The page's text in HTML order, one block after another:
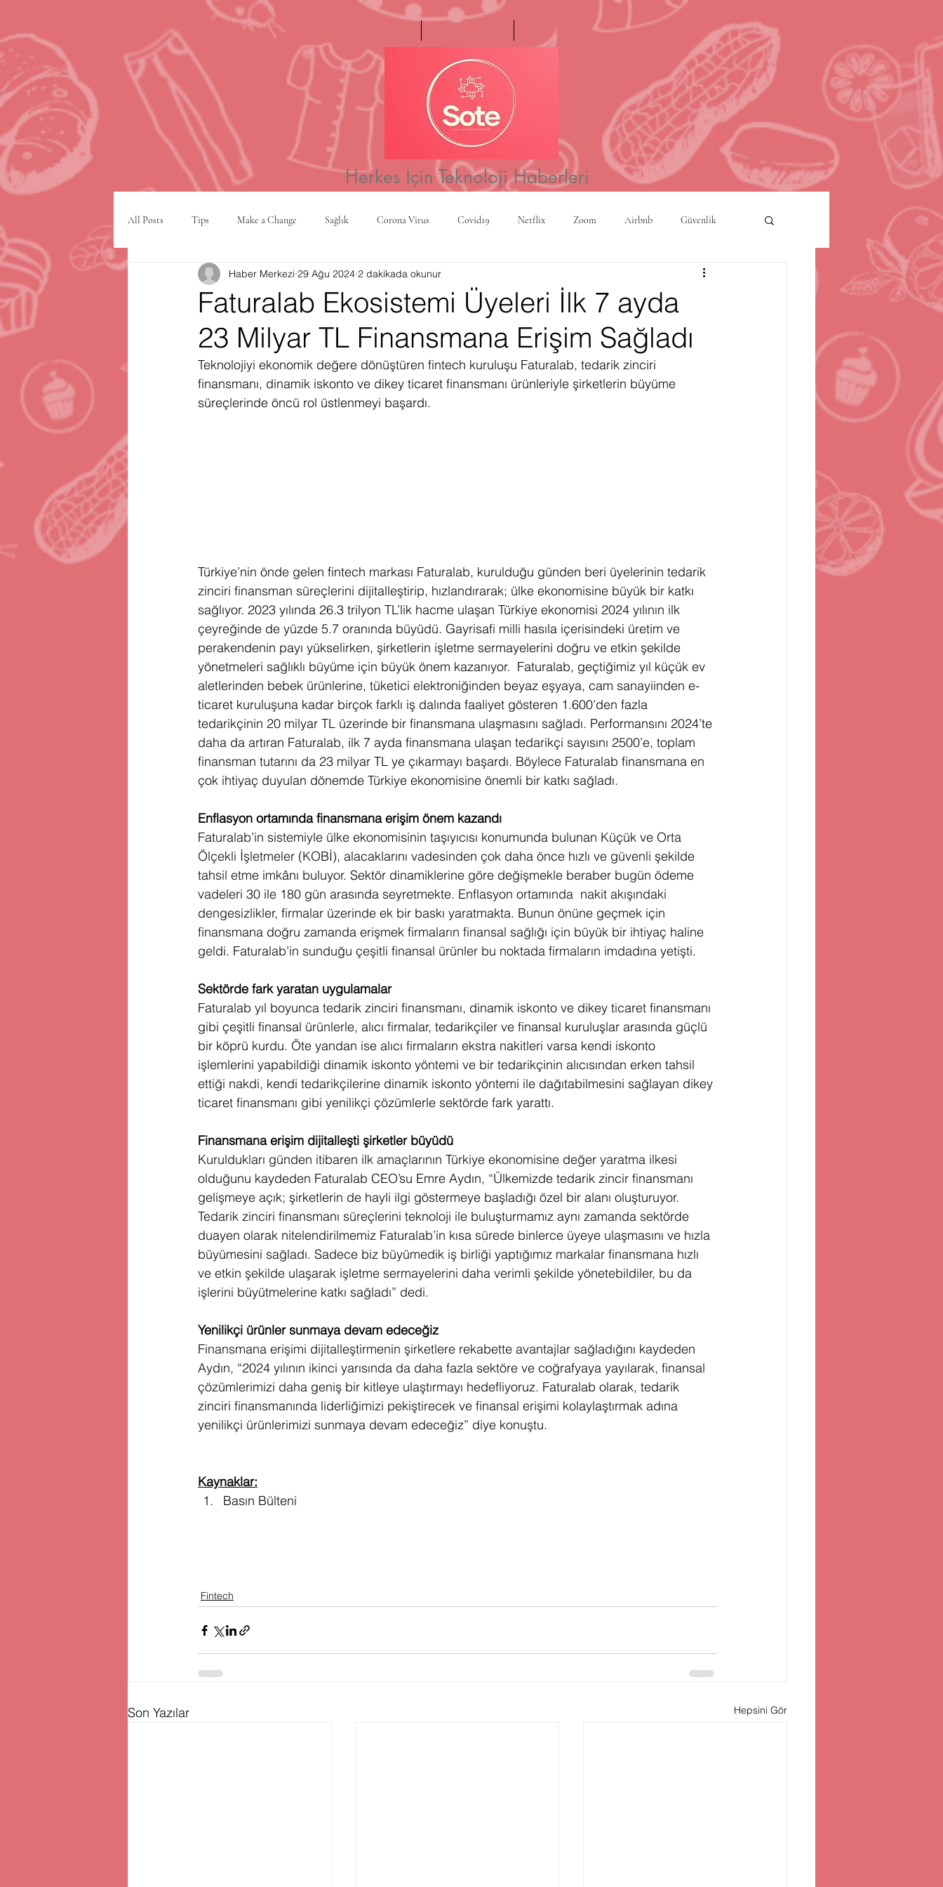
Hakkımızda
Herkes İçin Teknoloji Haberleri
All Posts Tips Make a Change Sağlık Corona Virus Covid19 Netflix Zoom Airbnb Güvenlik
VPN şehir planlama Yapay Zeka Kripto Para Akıllı Şehirler
Firma Satınalma Hediye Çekilişi Fintech Micro Focus Çevre Koruma Çin Bilgisayar Oyunları
Avrupa Birliği Enerji Pazar Araştırması
Faturalab Ekosistemi Üyeleri İlk 7 ayda
23 Milyar TL Finansmana Erişim Sağladı
Haber Merkezi 29 Ağu 2024 2 dakikada okunur
Teknolojiyi ekonomik değere dönüştüren fintech kuruluşu Faturalab, tedarik zinciri
finansmanı, dinamik iskonto ve dikey ticaret finansmanı ürünleriyle şirketlerin büyüme
süreçlerinde öncü rol üstlenmeyi başardı.
Türkiye’nin önde gelen fintech markası Faturalab, kurulduğu günden beri üyelerinin tedarik
zinciri finansman süreçlerini dijitalleştirip, hızlandırarak; ülke ekonomisine büyük bir katkı
sağlıyor. 2023 yılında 26.3 trilyon TL’lik hacme ulaşan Türkiye ekonomisi 2024 yılının ilk
çeyreğinde de yüzde 5.7 oranında büyüdü. Gayrisafi milli hasıla içerisindeki üretim ve
perakendenin payı yükselirken, şirketlerin işletme sermayelerini doğru ve etkin şekilde
yönetmeleri sağlıklı büyüme için büyük önem kazanıyor.  Faturalab, geçtiğimiz yıl küçük ev
aletlerinden bebek ürünlerine, tüketici elektroniğinden beyaz eşyaya, cam sanayiinden e-
ticaret kuruluşuna kadar birçok farklı iş dalında faaliyet gösteren 1.600’den fazla
tedarikçinin 20 milyar TL üzerinde bir finansmana ulaşmasını sağladı. Performansını 2024’te
daha da artıran Faturalab, ilk 7 ayda finansmana ulaşan tedarikçi sayısını 2500’e, toplam
finansman tutarını da 23 milyar TL ye çıkarmayı başardı. Böylece Faturalab finansmana en
çok ihtiyaç duyulan dönemde Türkiye ekonomisine önemli bir katkı sağladı.
Enflasyon ortamında finansmana erişim önem kazandı
Faturalab’in sistemiyle ülke ekonomisinin taşıyıcısı konumunda bulunan Küçük ve Orta
Ölçekli İşletmeler (KOBİ), alacaklarını vadesinden çok daha önce hızlı ve güvenli şekilde
tahsil etme imkânı buluyor. Sektör dinamiklerine göre değişmekle beraber bugün ödeme
vadeleri 30 ile 180 gün arasında seyretmekte. Enflasyon ortamında  nakit akışındaki
dengesizlikler, firmalar üzerinde ek bir baskı yaratmakta. Bunun önüne geçmek için
finansmana doğru zamanda erişmek firmaların finansal sağlığı için büyük bir ihtiyaç haline
geldi. Faturalab’in sunduğu çeşitli finansal ürünler bu noktada firmaların imdadına yetişti.
Sektörde fark yaratan uygulamalar
Faturalab yıl boyunca tedarik zinciri finansmanı, dinamik iskonto ve dikey ticaret finansmanı
gibi çeşitli finansal ürünlerle, alıcı firmalar, tedarikçiler ve finansal kuruluşlar arasında güçlü
bir köprü kurdu. Öte yandan ise alıcı firmaların ekstra nakitleri varsa kendi iskonto
işlemlerini yapabildiği dinamik iskonto yöntemi ve bir tedarikçinin alıcısından erken tahsil
ettiği nakdi, kendi tedarikçilerine dinamik iskonto yöntemi ile dağıtabilmesini sağlayan dikey
ticaret finansmanı gibi yenilikçi çözümlerle sektörde fark yarattı.
Finansmana erişim dijitalleşti şirketler büyüdü
Kuruldukları günden itibaren ilk amaçlarının Türkiye ekonomisine değer yaratma ilkesi
olduğunu kaydeden Faturalab CEO’su Emre Aydın, “Ülkemizde tedarik zincir finansmanı
gelişmeye açık; şirketlerin de hayli ilgi göstermeye başladığı özel bir alanı oluşturuyor.
Tedarik zinciri finansmanı süreçlerini teknoloji ile buluşturmamız aynı zamanda sektörde
duayen olarak nitelendirilmemiz Faturalab’in kısa sürede binlerce üyeye ulaşmasını ve hızla
büyümesini sağladı. Sadece biz büyümedik iş birliği yaptığımız markalar finansmana hızlı
ve etkin şekilde ulaşarak işletme sermayelerini daha verimli şekilde yönetebildiler, bu da
işlerini büyütmelerine katkı sağladı” dedi.
Yenilikçi ürünler sunmaya devam edeceğiz
Finansmana erişimi dijitalleştirmenin şirketlere rekabette avantajlar sağladığını kaydeden
Aydın, “2024 yılının ikinci yarısında da daha fazla sektöre ve coğrafyaya yayılarak, finansal
çözümlerimizi daha geniş bir kitleye ulaştırmayı hedefliyoruz. Faturalab olarak, tedarik
zinciri finansmanında liderliğimizi pekiştirecek ve finansal erişimi kolaylaştırmak adına
yenilikçi ürünlerimizi sunmaya devam edeceğiz” diye konuştu.
Kaynaklar:
Basın Bülteni
Fintech
Son Yazılar Hepsini Gör